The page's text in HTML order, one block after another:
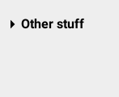
Other stuff